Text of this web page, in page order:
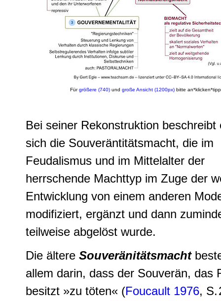
Fürgrößere (740)und große Ansicht (1200px)bitte
Bei seiner Rekonstruktion beschreibt
sich die Souveräntitätsmacht, die im
Feudalismus und im Mittelalter der
herrschende Machttyp im Zuge der
Entwicklung von einem anderen
modifiziert, ergänzt und dann
teilweise abgelöst wurde.
Die ältere Souveränitätsmacht
allem darin, dass der Souverän, das
besitzt »zu töten« (Foucault 1976, S.